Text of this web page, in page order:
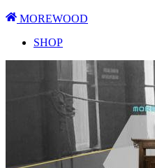
MOREWOOD
SHOP